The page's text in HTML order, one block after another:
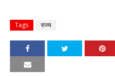
Tags राज्य